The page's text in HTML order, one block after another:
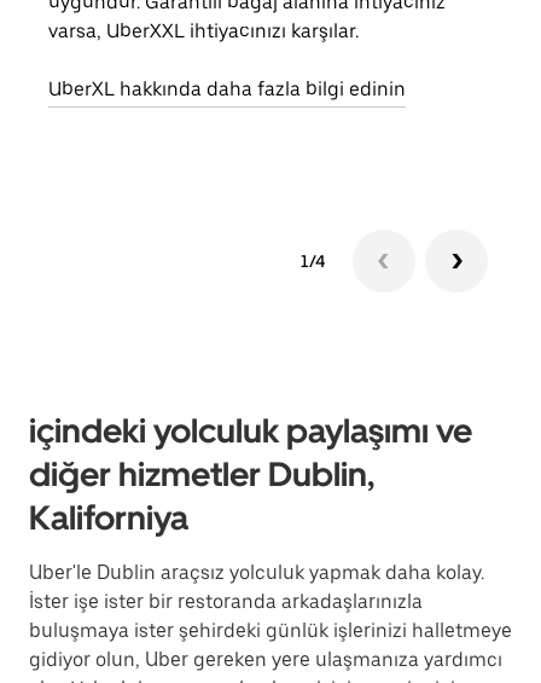
varsa, UberXXL ihtiyacınızı karşılar.
UberXL hakkında daha fazla bilgi edinin
1/4
içindeki yolculuk paylaşımı ve
diğer hizmetler Dublin,
Kaliforniya
Uber'le Dublin araçsız yolculuk yapmak daha kolay.
İster işe ister bir restoranda arkadaşlarınızla
buluşmaya ister şehirdeki günlük işlerinizi halletmeye
gidiyor olun, Uber gereken yere ulaşmanıza yardımcı